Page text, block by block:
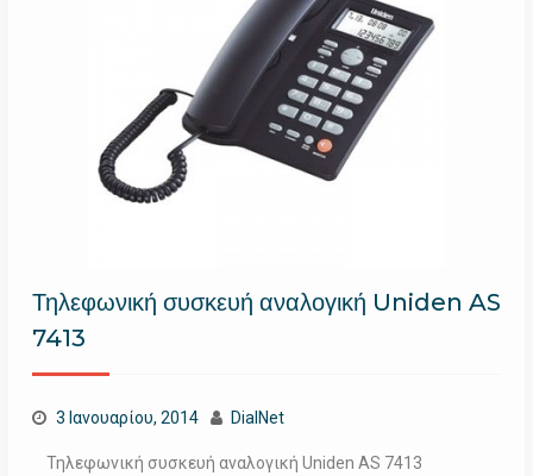
Τηλεφωνική συσκευή αναλογική Uniden AS
7413
3 Ιανουαρίου, 2014 DialNet
Τηλεφωνική συσκευή αναλογική Uniden AS 7413